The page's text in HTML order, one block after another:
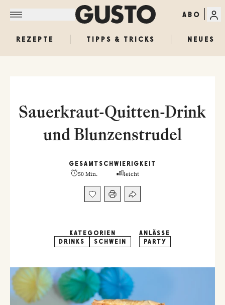
ABO
REZEPTE TIPPS & TRICKS NEUES
Sauerkraut-Quitten-Drink
und Blunzenstrudel
GESAMT
50 Min.
SCHWIERIGKEIT
leicht
KATEGORIEN
DRINKS
SCHWEIN
ANLÄSSE
PARTY